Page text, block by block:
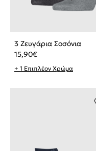
3 Ζευγάρια Σοσόνια
15,90€
+ 1 Επιπλέον Χρώμα